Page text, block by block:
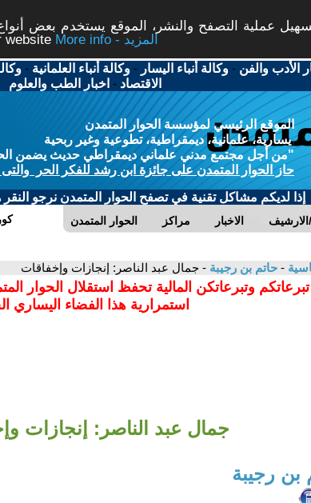
عملية التصفح والنشر، الموقع يستخدم بعض
website
More info - المزيد
الأدب والفن -وكالة أنباء اليسار -وكالة أنباء العلمانية -
الاقتصاد - اخبار الطب والعلوم
الموقع الرئيسي لمؤسسة الحوار المتمدن
يسارية، علمانية، ديمقراطية، تطوعية وغير ربحية
"من أجل مجتمع مدني علماني ديمقراطي حديث يضمن
حاز الحوار المتمدن على جائزة ابن رشد للفكر الحر والتى
إذا لديكم مشاكل تقنية في تصفح الحوار المتمدن نرجو النقر
الحوار المتمدن مراكز الاخبار
- حاتم بن رجيبة - جمال عبد الناصر: إنجازات وإخفاقات
تبرعاتكم وتبرعاتكن المالية تحفظ استقلال الحوار
استمرارية هذا الفضاء اليساري
جمال عبد الناصر: إنجازات
بن رجيبة